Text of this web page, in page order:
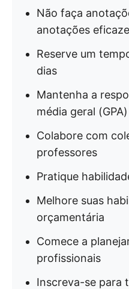
Não faça
anotações
Reserve um
dias
Mantenha a
média geral (GPA)
Colabore com
professores
Pratique
Melhore suas
orçamentária
Comece a
profissionais
Inscreva-se para